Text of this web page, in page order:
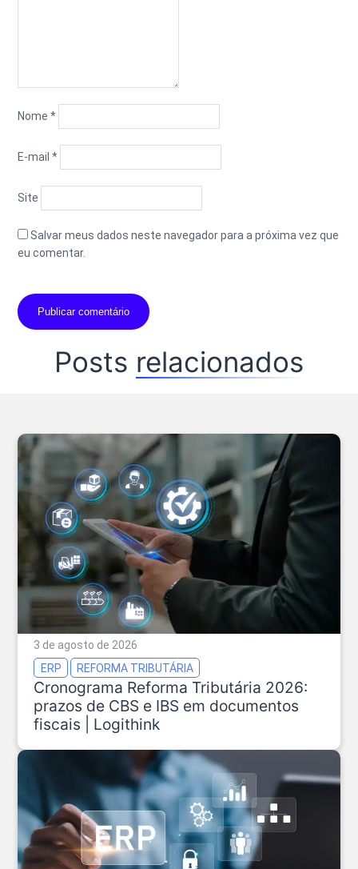
Nome*
E-mail*
Site
Salvar meus dados neste navegador para a próxima vez que
eu comentar.
Posts relacionados
3 de agosto de 2026
ERP
REFORMA TRIBUTÁRIA
Cronograma Reforma Tributária 2026:
prazos de CBS e IBS em documentos
fiscais | Logithink